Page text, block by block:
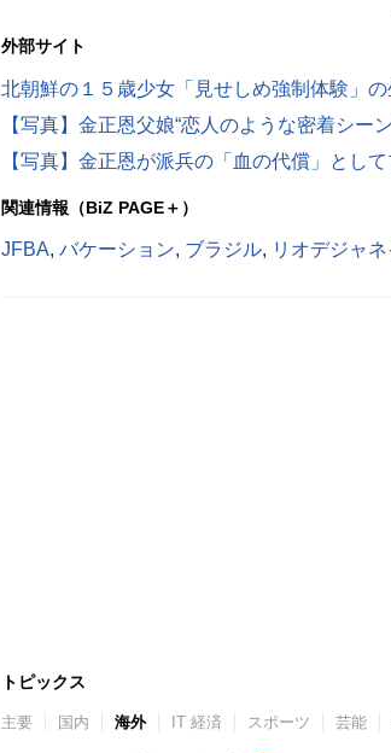
外部サイト
北朝鮮の１５歳少女「見せしめ強制体験」
関連情報（BiZ PAGE＋）
JFBA, バケーション, ブラジル, リオデジャネ
トピックス
主要 国内 海外 IT 経済 スポーツ 芸能